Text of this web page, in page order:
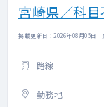
宮崎県／科目
掲載更新日 : 2026年08月05日
路線
勤務地